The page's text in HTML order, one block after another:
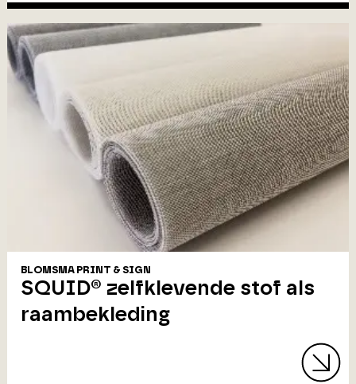
BLOMSMA PRINT & SIGN
SQUID® zelfklevende stof als
raambekleding